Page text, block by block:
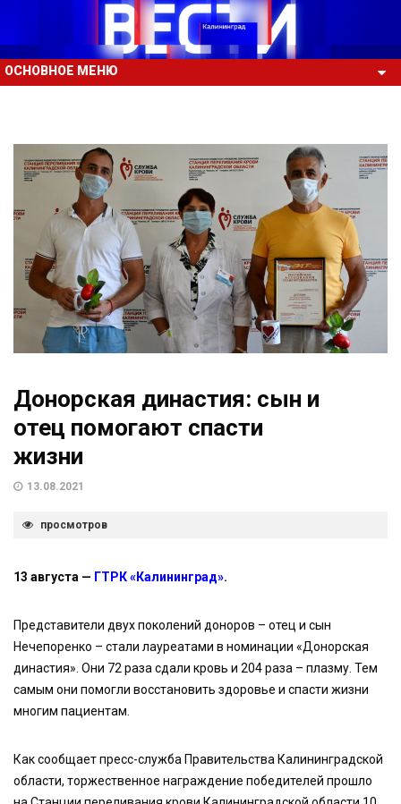
ОСНОВНОЕ МЕНЮ
Донорская династия: сын и
отец помогают спасти
жизни
13.08.2021
просмотров
13 августа — ГТРК «Калининград».
Представители двух поколений доноров – отец и сын
Нечепоренко – стали лауреатами в номинации «Донорская
династия». Они 72 раза сдали кровь и 204 раза – плазму. Тем
самым они помогли восстановить здоровье и спасти жизни
многим пациентам.
Как сообщает пресс-служба Правительства Калининградской
области, торжественное награждение победителей прошло